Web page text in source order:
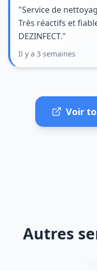
"Service de
Très réactifs et
DEZINFECT."
Il y a 3 semaines
Voir
Autres